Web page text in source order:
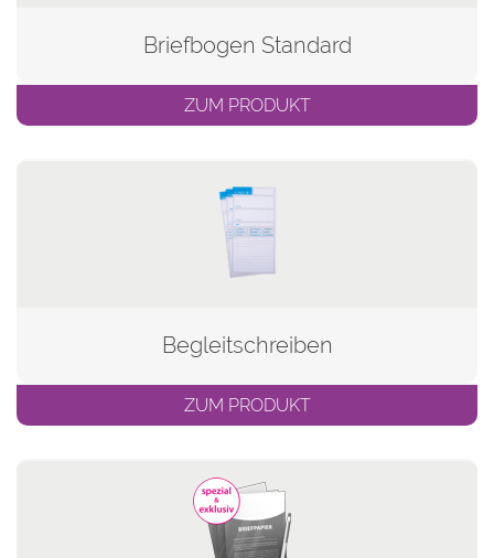
Briefbogen Standard
ZUM PRODUKT
Begleitschreiben
ZUM PRODUKT